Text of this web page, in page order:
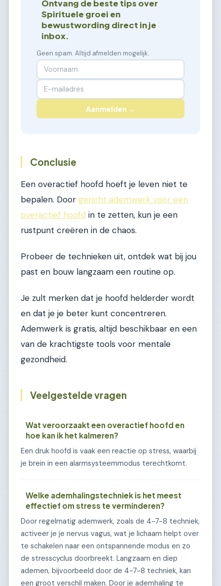
Ontvang de beste tips over
Spirituele groei en
bewustwording direct in je
inbox.
Geen spam. Altijd afmelden mogelijk.
Aanmelden →
Conclusie
Een overactief hoofd hoeft je leven niet te
bepalen. Door gericht ademwerk voor een
overactief hoofd in te zetten, kun je een
rustpunt creëren in de chaos.
Probeer de technieken uit, ontdek wat bij jou
past en bouw langzaam een routine op.
Je zult merken dat je hoofd helderder wordt
en dat je je beter kunt concentreren.
Ademwerk is gratis, altijd beschikbaar en een
van de krachtigste tools voor mentale
gezondheid.
Veelgestelde vragen
Wat veroorzaakt een overactief hoofd en
hoe kan ik het kalmeren?
Een druk hoofd is vaak een reactie op stress, waarbij
je brein in een alarmsysteemmodus terechtkomt.
Welke ademhalingstechniek is het meest
effectief om stress te verminderen?
Door regelmatig ademwerk, zoals de 4-7-8 techniek,
activeer je je nervus vagus, wat je lichaam helpt over
te schakelen naar een ontspannende modus en zo
de stresscyclus doorbreekt. Langzaam en diep
ademen, bijvoorbeeld door de 4-7-8 techniek, kan
een groot verschil maken. Door je ademhaling te